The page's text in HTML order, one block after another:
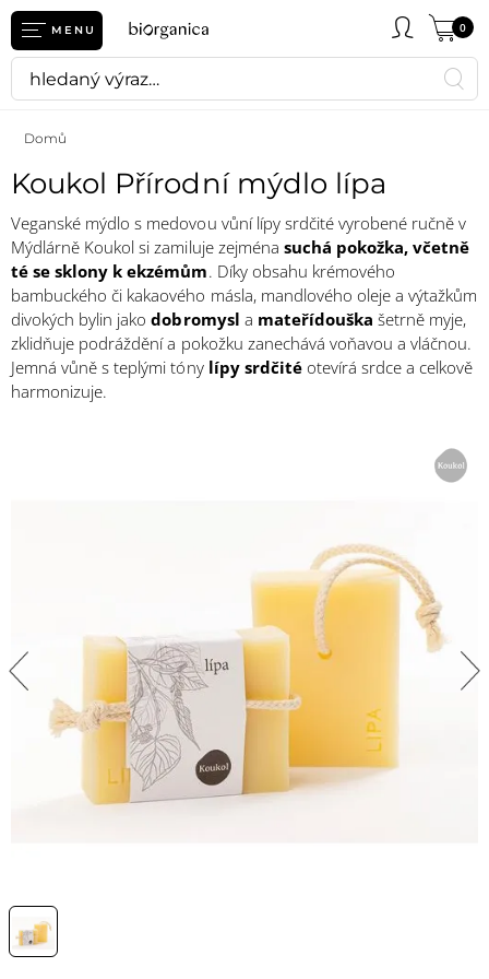
MENU 0
Domů
Koukol Přírodní mýdlo lípa
Veganské mýdlo s medovou vůní lípy srdčité vyrobené ručně v
Mýdlárně Koukol si zamiluje zejména suchá pokožka, včetně
té se sklony k ekzémům. Díky obsahu krémového
bambuckého či kakaového másla, mandlového oleje a výtažkům
divokých bylin jakodobromysl a mateřídouška šetrně myje,
zklidňuje podráždění a pokožku zanechává voňavou a vláčnou.
Jemná vůně s teplými tóny lípy srdčitéotevírá srdce a celkově
harmonizuje.